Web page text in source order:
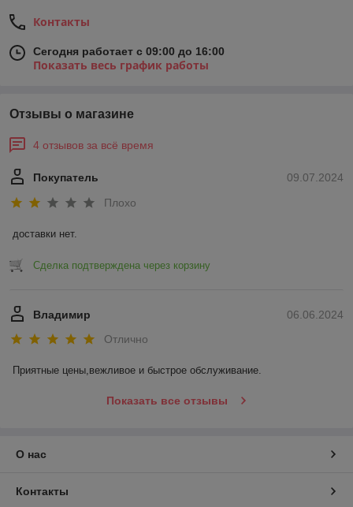
Контакты
Сегодня работает с 09:00 до 16:00
Показать весь график работы
Отзывы о магазине
4 отзывов за всё время
09.07.2024
Покупатель
Плохо
доставки нет.
Сделка подтверждена через корзину
06.06.2024
Владимир
Отлично
Приятные цены,вежливое и быстрое обслуживание.
Показать все отзывы
О нас
Контакты